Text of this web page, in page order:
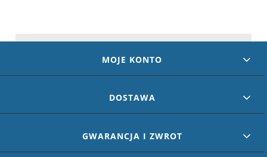
MOJE KONTO
DOSTAWA
GWARANCJA I ZWROT